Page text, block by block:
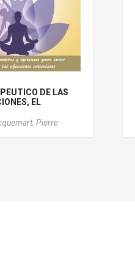
DE LAS
EL
Pierre